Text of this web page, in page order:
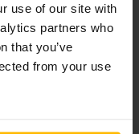
use of our site with
partners who
that you’ve
from your use